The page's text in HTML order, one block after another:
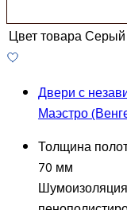
Цвет товараСерый
Двери с
Маэстро
Толщина
70 мм